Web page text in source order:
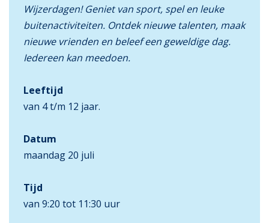
Wijzerdagen! Geniet van sport, spel en leuke
buitenactiviteiten. Ontdek nieuwe talenten, maak
nieuwe vrienden en beleef een geweldige dag.
Iedereen kan meedoen.
Leeftijd
van 4 t/m 12 jaar.
Datum
maandag 20 juli
Tijd
van 9:20 tot 11:30 uur